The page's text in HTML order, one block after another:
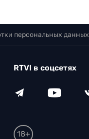
персональных данных
RTVI в соцсетях
18+